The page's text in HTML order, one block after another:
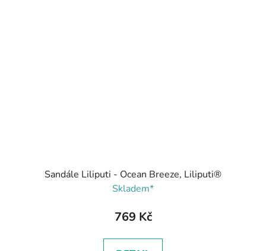
Sandále Liliputi - Ocean Breeze, Liliputi®
Skladem*
769 Kč